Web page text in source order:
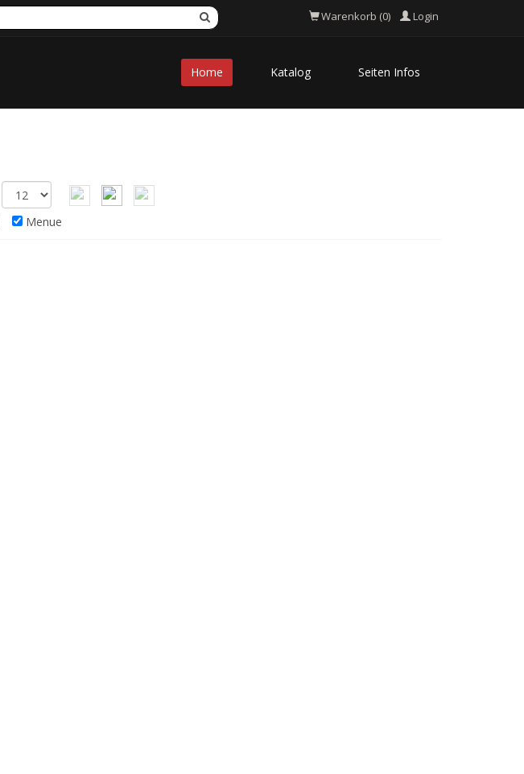
Warenkorb (0) Login
Home Katalog Seiten Infos
Menue